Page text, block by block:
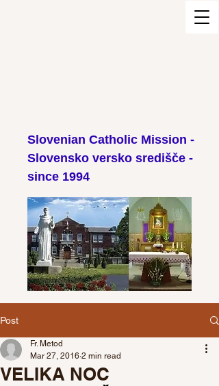
Slovenian Catholic Mission -
Slovensko versko središče -
since 1994
Post
VELIKA NOC
Fr. Metod
Mar 27, 2016 2 min read